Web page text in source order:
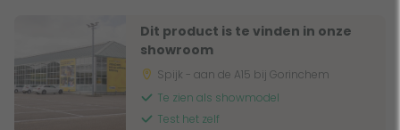
kraan met alle functies. Die functies leggen we hieronder
alvast voor je uit. Kortom, de W'eau FPP-450 helpt jou op
weg naar een prachtig zwembad. Laat de zomer maar
komen!
Dit product is te vinden in onze
showroom
Spijk - aan de A15 bij Gorinchem
Te zien als showmodel
Test het zelf